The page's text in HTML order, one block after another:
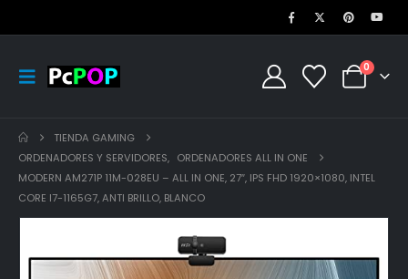
0
TIENDA GAMING
ORDENADORES Y SERVIDORES, ORDENADORES ALL IN ONE
MODERN AM271P 11M-028EU – ALL IN ONE, 27″, IPS FHD 1920×1080, INTEL
CORE I7-1165G7, ANTI BRILLO, BLANCO